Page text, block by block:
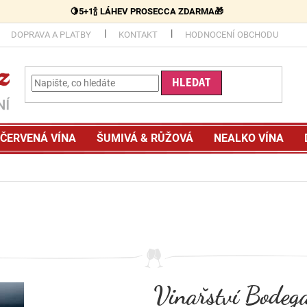
🍋5+1🍾 LÁHEV PROSECCA ZDARMA🎁
DOPRAVA A PLATBY KONTAKT HODNOCENÍ OBCHODU
HLEDAT
ČERVENÁ VÍNA ŠUMIVÁ & RŮŽOVÁ NEALKO VÍNA
Vinařství